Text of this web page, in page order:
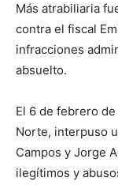
Más atrabiliaria
contra el fiscal
infracciones
absuelto.
El 6 de febrero
Norte, interpuso
Campos y Jorge
ilegítimos y